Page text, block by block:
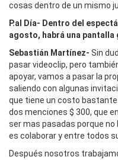
cosas dentro de un mismo
P.al Día- Dentro del
agosto, habrá una
Sebastián Martínez- Sin
pasar videoclip, pero
apoyar, vamos a pasar la
saliendo con algunas
que tiene un costo
dos menciones $ 300, que
ser mas pasadas porque
es colaborar y entre todos
Después nosotros